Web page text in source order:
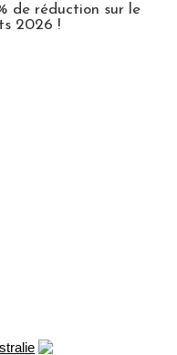
de réduction sur le
2026 !